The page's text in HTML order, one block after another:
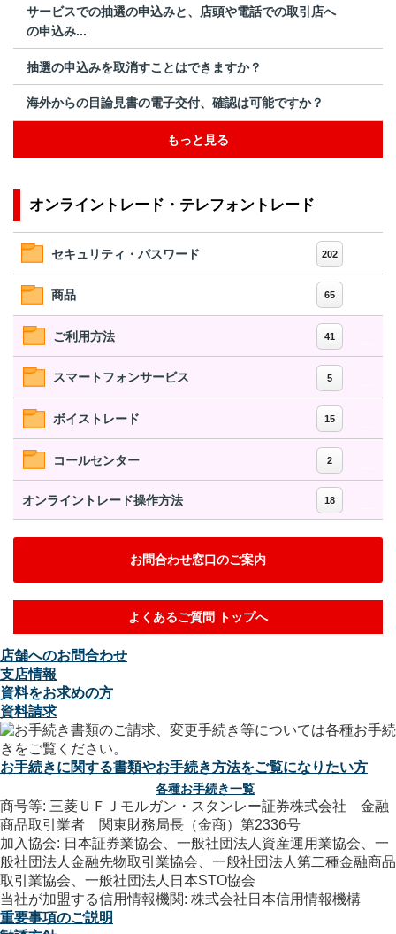
サービスでの抽選の申込みと、店頭や電話での取引店へ
の申込み...
抽選の申込みを取消すことはできますか？
海外からの目論見書の電子交付、確認は可能ですか？
もっと見る
オンライントレード・テレフォントレード
セキュリティ・パスワード 202
商品 65
ご利用方法 41
スマートフォンサービス 5
ボイストレード 15
コールセンター 2
オンライントレード操作方法 18
お問合わせ窓口のご案内
よくあるご質問 トップへ
店舗へのお問合わせ
支店情報
資料をお求めの方
資料請求
お手続きに関する書類やお手続き方法をご覧になりたい方
各種お手続き一覧
商号等: 三菱ＵＦＪモルガン・スタンレー証券株式会社 金融
商品取引業者 関東財務局長（金商）第2336号
加入協会: 日本証券業協会、一般社団法人資産運用業協会、一
般社団法人金融先物取引業協会、一般社団法人第二種金融商品
取引業協会、一般社団法人日本STO協会
当社が加盟する信用情報機関: 株式会社日本信用情報機構
重要事項のご説明